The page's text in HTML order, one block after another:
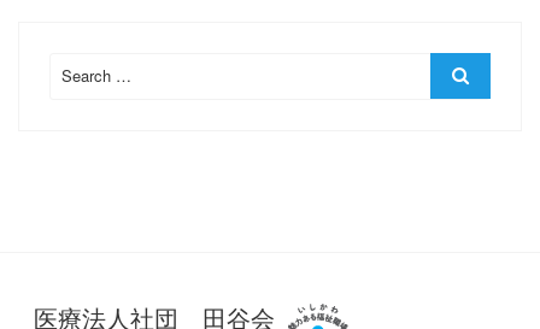
for:
Search
医療法人社団 田谷会